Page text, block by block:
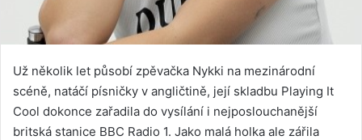
Už několik let působí zpěvačka Nykki na mezinárodní
scéně, natáčí písničky v angličtině, její skladbu Playing It
Cool dokonce zařadila do vysílání i nejposlouchanější
britská stanice BBC Radio 1. Jako malá holka ale zářila